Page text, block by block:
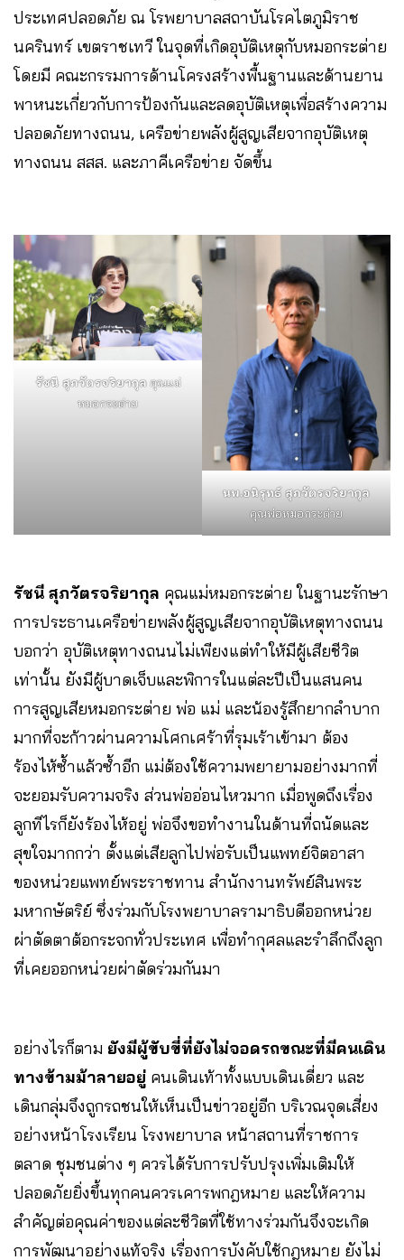
ประเทศปลอดภัย ณ โรพยาบาลสถาบันโรคไตภูมิราช
นครินทร์ เขตราชเทวี ในจุดที่เกิดอุบัติเหตุกับหมอกระต่าย
โดยมี คณะกรรมการด้านโครงสร้างพื้นฐานและด้านยาน
พาหนะเกี่ยวกับการป้องกันและลดอุบัติเหตุเพื่อสร้างความ
ปลอดภัยทางถนน, เครือข่ายพลังผู้สูญเสียจากอุบัติเหตุ
ทางถนน สสส. และภาคีเครือข่าย จัดขึ้น
รัชนี สุภวัตรจริยากุลคุณแม่
หมอกระต่าย
นพ.อนิรุทธ์ สุภวัตรจริยากุล
คุณพ่อหมอกระต่าย
รัชนี สุภวัตรจริยากุล คุณแม่หมอกระต่าย ในฐานะรักษา
การประธานเครือข่ายพลังผู้สูญเสียจากอุบัติเหตุทางถนน
บอกว่า อุบัติเหตุทางถนนไม่เพียงแต่ทำให้มีผู้เสียชีวิต
เท่านั้น ยังมีผู้บาดเจ็บและพิการในแต่ละปีเป็นแสนคน
การสูญเสียหมอกระต่าย พ่อ แม่ และน้องรู้สึกยากลำบาก
มากที่จะก้าวผ่านความโศกเศร้าที่รุมเร้าเข้ามา ต้อง
ร้องไห้ซ้ำแล้วซ้ำอีก แม่ต้องใช้ความพยายามอย่างมากที่
จะยอมรับความจริง ส่วนพ่ออ่อนไหวมาก เมื่อพูดถึงเรื่อง
ลูกทีไรก็ยังร้องไห้อยู่ พ่อจึงขอทำงานในด้านที่ถนัดและ
สุขใจมากกว่า ตั้งแต่เสียลูกไปพ่อรับเป็นแพทย์จิตอาสา
ของหน่วยแพทย์พระราชทาน สำนักงานทรัพย์สินพระ
มหากษัตริย์ ซึ่งร่วมกับโรงพยาบาลรามาธิบดีออกหน่วย
ผ่าตัดตาต้อกระจกทั่วประเทศ เพื่อทำกุศลและรำลึกถึงลูก
ที่เคยออกหน่วยผ่าตัดร่วมกันมา
อย่างไรก็ตาม ยังมีผู้ขับขี่ที่ยังไม่จอดรถขณะที่มีคนเดิน
ทางข้ามม้าลายอยู่ คนเดินเท้าทั้งแบบเดินเดี่ยว และ
เดินกลุ่มจึงถูกรถชนให้เห็นเป็นข่าวอยู่อีก บริเวณจุดเสี่ยง
อย่างหน้าโรงเรียน โรงพยาบาล หน้าสถานที่ราชการ
ตลาด ชุมชนต่าง ๆ ควรได้รับการปรับปรุงเพิ่มเติมให้
ปลอดภัยยิ่งขึ้นทุกคนควรเคารพกฎหมาย และให้ความ
สำคัญต่อคุณค่าของแต่ละชีวิตที่ใช้ทางร่วมกันจึงจะเกิด
การพัฒนาอย่างแท้จริง เรื่องการบังคับใช้กฎหมาย ยังไม่